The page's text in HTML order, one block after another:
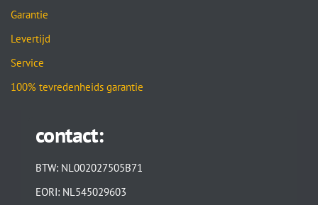
Garantie
Levertijd
Service
100% tevredenheids garantie
contact:
BTW: NL002027505B71
EORI: NL545029603